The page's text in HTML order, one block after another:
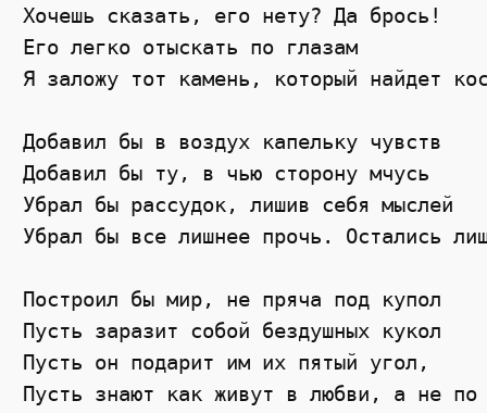
Хочешь сказать, его нету? Да брось!
Его легко отыскать по глазам
Я заложу тот камень, который найдет
Добавил бы в воздух капельку чувств
Добавил бы ту, в чью сторону мчусь
Убрал бы рассудок, лишив себя мыслей
Убрал бы все лишнее прочь. Остались
Построил бы мир, не пряча под купол
Пусть заразит собой бездушных кукол
Пусть он подарит им их пятый угол,
Пусть знают как живут в любви, а не по